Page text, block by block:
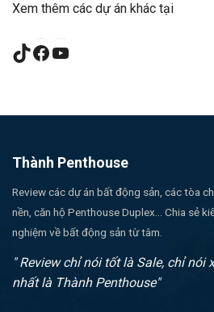
Xem thêm các dự án khác tại
TikTok
Facebook
Thành Penthouse
Review các dự án bất động sản, các tòa
nền, căn hộ Penthouse Duplex... Chia sẻ
nghiệm về bất động sản từ tâm.
" Review chỉ nói tốt là Sale, chỉ nói
nhất là Thành Penthouse"